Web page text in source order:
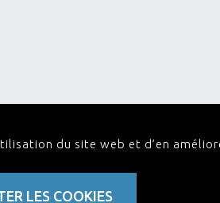
du site web et d’en
LES COOKIES